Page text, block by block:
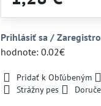
Prihlásiť sa /
hodnote: 0.02€
Pridať k Obľúbeným
Strážny pes